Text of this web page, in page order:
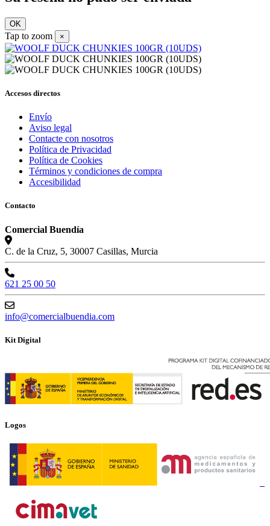
OK
Tap to zoom ×
Accesos directos
Envío
Aviso legal
Contacte con nosotros
Política de Privacidad
Política de Cookies
Términos y condiciones de compra
Accesibilidad
Contacto
Comercial Buendía
C. de la Cruz, 5, 30007 Casillas, Murcia
621 25 00 50
info@comercialbuendia.com
Kit Digital
Logos